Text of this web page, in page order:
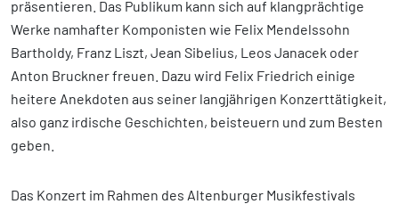
präsentieren. Das Publikum kann sich auf klangprächtige
Werke namhafter Komponisten wie Felix Mendelssohn
Bartholdy, Franz Liszt, Jean Sibelius, Leos Janacek oder
Anton Bruckner freuen. Dazu wird Felix Friedrich einige
heitere Anekdoten aus seiner langjährigen Konzerttätigkeit,
also ganz irdische Geschichten, beisteuern und zum Besten
geben.
Das Konzert im Rahmen des Altenburger Musikfestivals